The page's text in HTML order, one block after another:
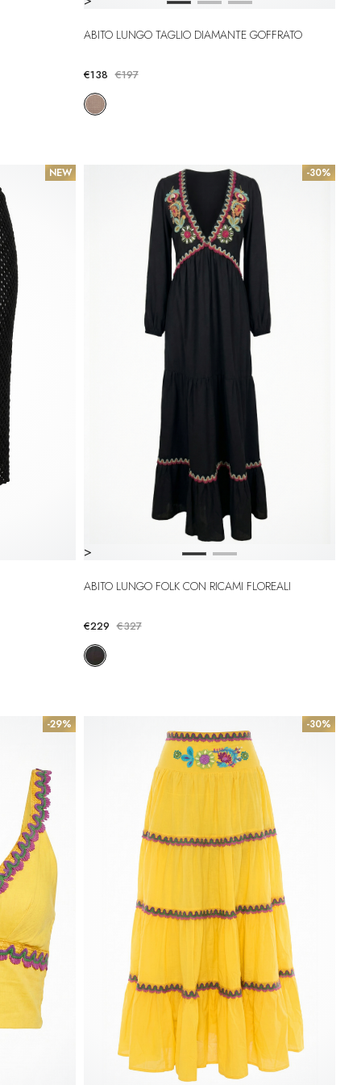
ABITO LUNGO TAGLIO DIAMANTE GOFFRATO
€138 €197
NEW -30%
>
ABITO LUNGO FOLK CON RICAMI FLOREALI
€229 €327
-29% -30%